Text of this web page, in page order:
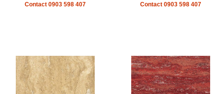
Contact 0903 598 407 Contact 0903 598 407